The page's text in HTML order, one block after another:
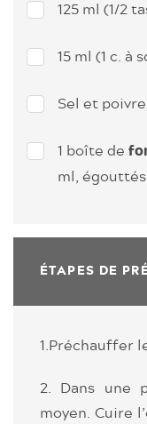
125 ml (1/2
15 ml (1 c. à
Sel et
1 boîte de
ml, égouttés
ÉTAPES DE
1.Préchauffer
2. Dans une
moyen. Cuire